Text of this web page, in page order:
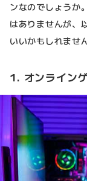
ンなのでしょうか
はありませんが、
いいかもしれません
1. オンライン